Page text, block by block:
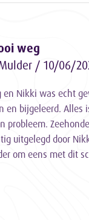
weg
/ 10/06/
en Nikki was echt
en bijgeleerd.
probleem.
uitgelegd door
om eens met dit